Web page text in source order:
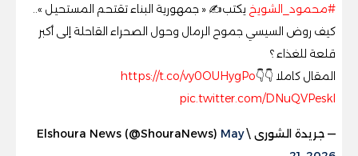
#محمود_الشويخ يكتب✍️ « جمهورية البناء تقتحم المستحيل »..
كيف روض السيسي جموح الرمال وحول الصحراء القاحلة إلى أكبر
قلعة للغذاء ؟
المقال كاملا 👇👇https://t.co/vy0OUHygPo
pic.twitter.com/DNuQVPeskI
— جريدة الشورى \ Elshoura News (@ShouraNews)May